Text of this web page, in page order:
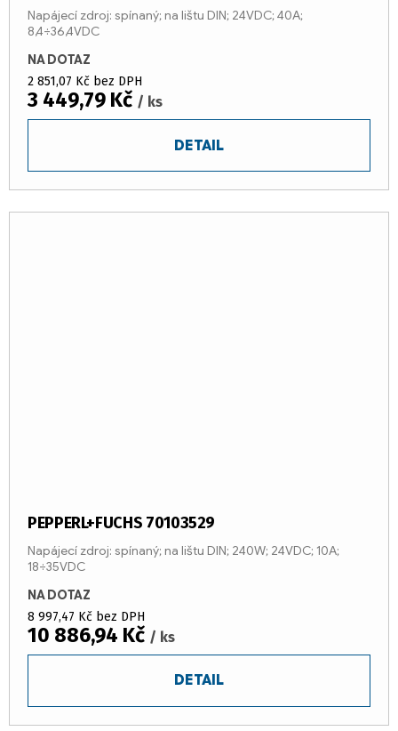
NA DOTAZ
2 851,07 Kč bez DPH
3 449,79 Kč / ks
DETAIL
Napájecí zdroj: spínaný; na lištu DIN; 24VDC; 40A;
8,4÷36,4VDC
PEPPERL+FUCHS 70103529
NA DOTAZ
8 997,47 Kč bez DPH
10 886,94 Kč / ks
DETAIL
Napájecí zdroj: spínaný; na lištu DIN; 240W; 24VDC; 10A;
18÷35VDC